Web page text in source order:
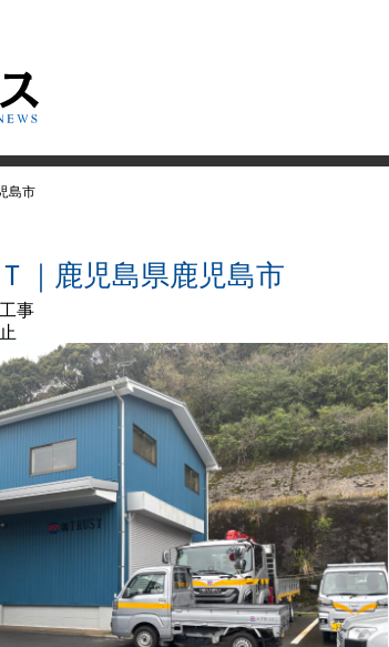
島市
｜鹿児島県鹿児島市
事